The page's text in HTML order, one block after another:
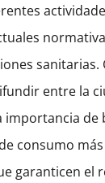
sanitarias.
entre la
importancia de
consumo
garanticen el